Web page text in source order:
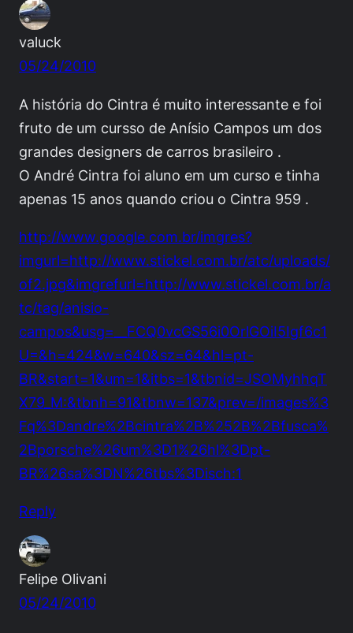
valuck
05/24/2010
A história do Cintra é muito interessante e foi
fruto de um cursso de Anísio Campos um dos
grandes designers de carros brasileiro .
O André Cintra foi aluno em um curso e tinha
apenas 15 anos quando criou o Cintra 959 .
http://www.google.com.br/imgres?
imgurl=http://www.stickel.com.br/atc/uploads/
of2.jpg&imgrefurl=http://www.stickel.com.br/a
tc/tag/anisio-
campos&usg=__FCQ0vcGS56i0OrlGOiI5Igf6c1
U=&h=424&w=640&sz=64&hl=pt-
BR&start=1&um=1&itbs=1&tbnid=JSOMyhhqT
X79_M:&tbnh=91&tbnw=137&prev=/images%3
Fq%3Dandre%2Bcintra%2B%252B%2Bfusca%
2Bporsche%26um%3D1%26hl%3Dpt-
BR%26sa%3DN%26tbs%3Disch:1
Reply
Felipe Olivani
05/24/2010